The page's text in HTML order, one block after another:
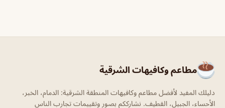
مطاعم وكافيهات الشرقية
دليلك المفيد لأفضل مطاعم وكافيهات المنطقة الشرقية: الدمام، الخبر،
الأحساء، الجبيل، القطيف. نشارككم بصور وتقييمات تجارب الناس